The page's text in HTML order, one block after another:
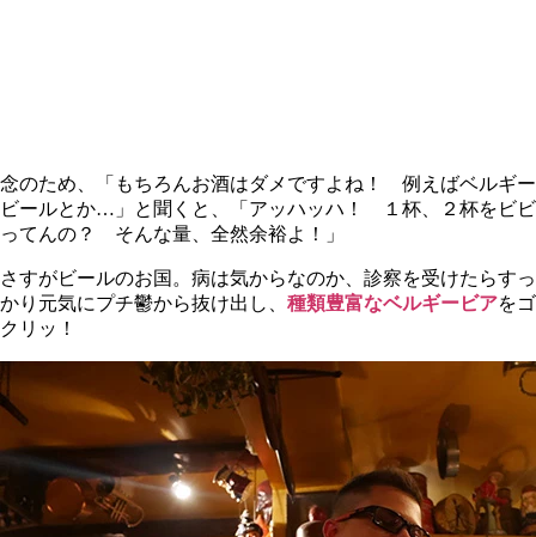
念のため、「もちろんお酒はダメですよね！ 例えばベルギー
ビールとか…」と聞くと、「アッハッハ！ １杯、２杯をビビ
ってんの？ そんな量、全然余裕よ！」
さすがビールのお国。病は気からなのか、診察を受けたらすっ
かり元気にプチ鬱から抜け出し、 種類豊富なベルギービアをゴ
クリッ！